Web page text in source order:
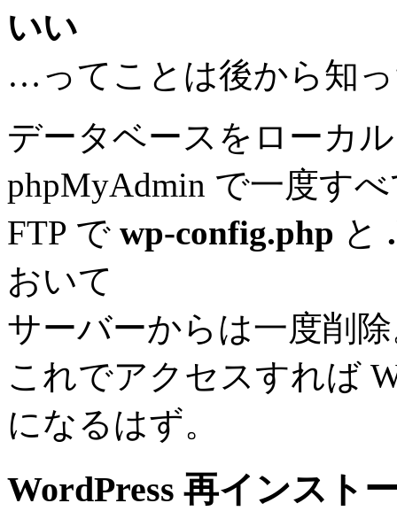
いい
…ってことは後から知
データベースをローカ
phpMyAdmin で一度す
FTP で wp-config.php と
おいて
サーバーからは一度削
これでアクセスすれば
になるはず。
WordPress 再インスト